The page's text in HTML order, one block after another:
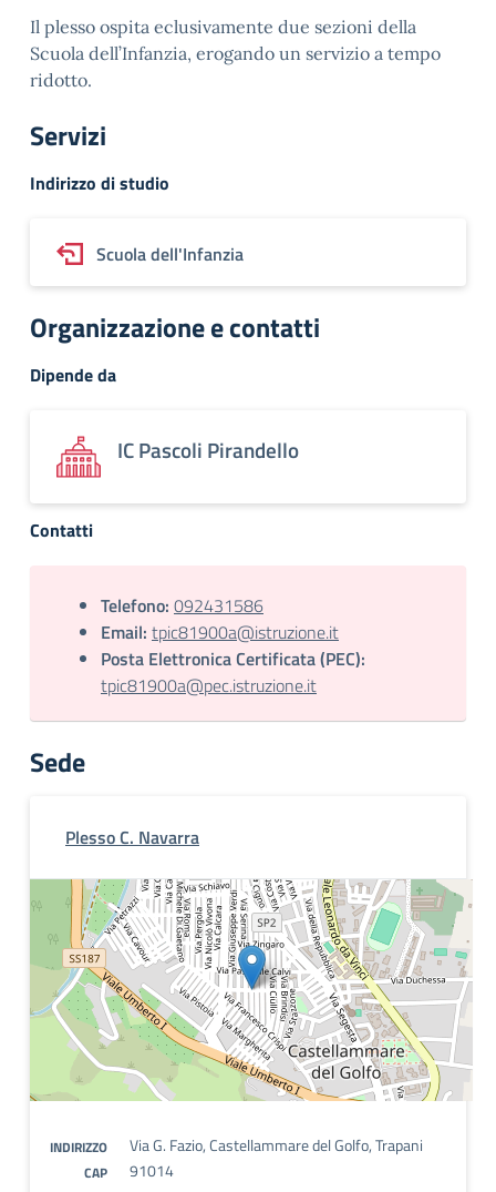
Il plesso ospita eclusivamente due sezioni della
Scuola dell’Infanzia, erogando un servizio a tempo
ridotto.
Servizi
Indirizzo di studio
Scuola dell'Infanzia
Organizzazione e contatti
Dipende da
IC Pascoli Pirandello
Contatti
Telefono: 092431586
Email: tpic81900a@istruzione.it
Posta Elettronica Certificata (PEC):
tpic81900a@pec.istruzione.it
Sede
Plesso C. Navarra
INDIRIZZO Via G. Fazio, Castellammare del Golfo, Trapani
CAP 91014